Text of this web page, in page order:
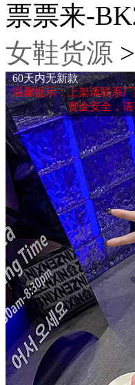
票票来-
女鞋货源 >
60天内无新款
温馨提示：上架请联系
资金安全，请